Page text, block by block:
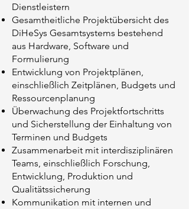
Dienstleistern
Gesamtheitliche Projektübersicht des
DiHeSys Gesamtsystems bestehend
aus Hardware, Software und
Formulierung
Entwicklung von Projektplänen,
einschließlich Zeitplänen, Budgets und
Ressourcenplanung
Überwachung des Projektfortschritts
und Sicherstellung der Einhaltung von
Terminen und Budgets
Zusammenarbeit mit interdisziplinären
Teams, einschließlich Forschung,
Entwicklung, Produktion und
Qualitätssicherung
Kommunikation mit internen und